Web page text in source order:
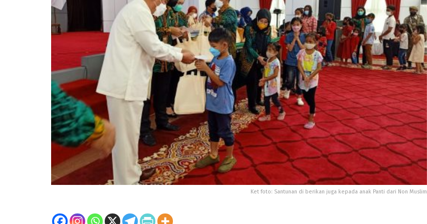
Ket foto: Santunan di berikan juga kepada anak Panti dari Non Muslim